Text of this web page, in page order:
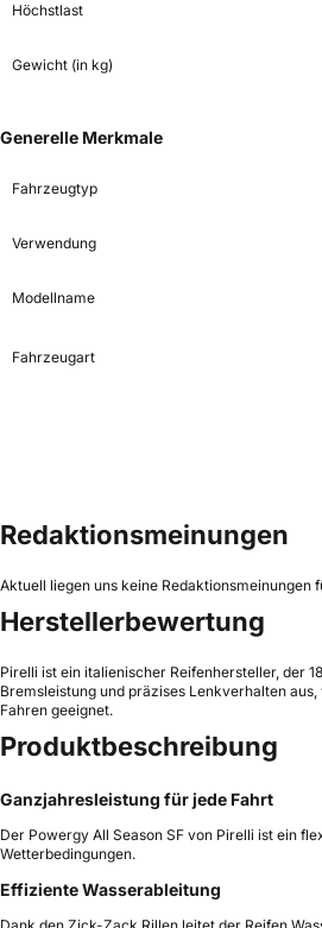
Höchstlast
Gewicht (in kg)
Generelle Merkmale
Fahrzeugtyp
Verwendung
Modellname
Fahrzeugart
Redaktionsmeinungen
Aktuell liegen uns keine Redaktionsmeinungen
Herstellerbewertung
Pirelli ist ein italienischer Reifenhersteller, der
Bremsleistung und präzises Lenkverhalten
Fahren geeignet.
Produktbeschreibung
Ganzjahresleistung für jede Fahrt
Der Powergy All Season SF von Pirelli ist ein
Wetterbedingungen.
Effiziente Wasserableitung